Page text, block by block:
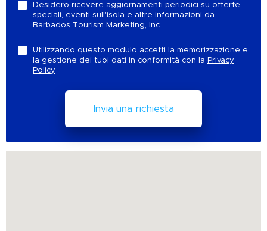
Desidero ricevere aggiornamenti periodici su offerte
speciali, eventi sull'isola e altre informazioni da
Barbados Tourism Marketing, Inc.
Utilizzando questo modulo accetti la memorizzazione e
la gestione dei tuoi dati in conformità con la Privacy
Policy